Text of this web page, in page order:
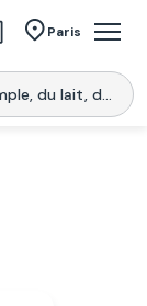
Paris